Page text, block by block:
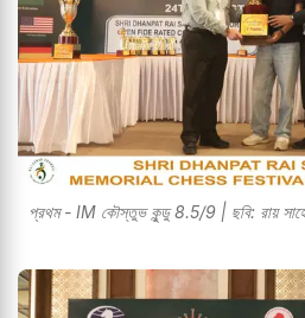
প্রথম - IM কৌস্তুভ কুন্ডু 8.5/9 | ছবি: রায়